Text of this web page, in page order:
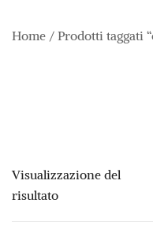
Home / Prodotti taggati
Visualizzazione del
risultato